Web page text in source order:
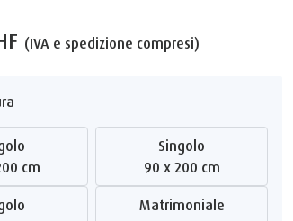
(IVA e spedizione compresi)
cm
Singolo
90 x 200 cm
Matrimoniale